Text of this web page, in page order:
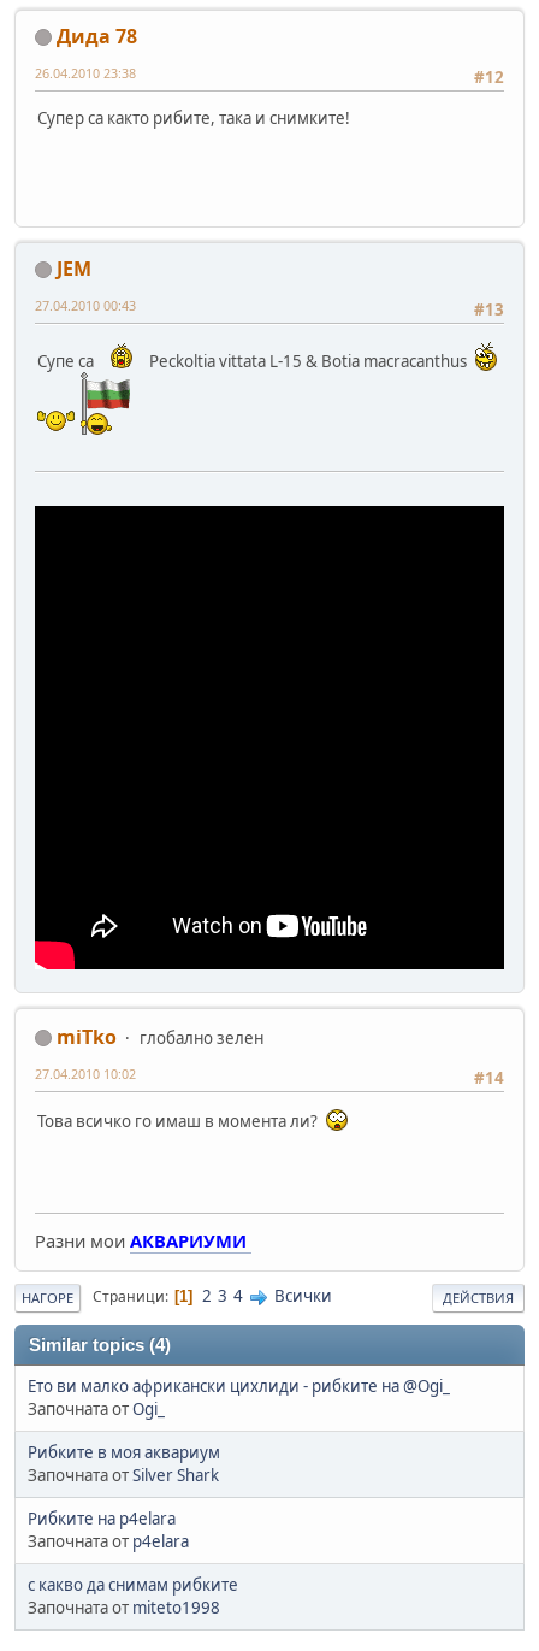
Дида 78
#12
26.04.2010 23:38
Супер са както рибите, така и снимките!
JEM
#13
27.04.2010 00:43
Супе са Peckoltia vittata L-15 & Botia macracanthus
miTko
глобално зелен
#14
27.04.2010 10:02
Това всичко го имаш в момента ли?
Разни мои АКВАРИУМИ
НАГОРЕ Страници 1 2 3 4 Всички ДЕЙСТВИЯ
Similar topics (4)
Ето ви малко африкански цихлиди - рибките на @Ogi_
Започната отOgi_
Рибките в моя аквариум
Започната отSilver Shark
Рибките на p4elara
Започната от p4elara
с какво да снимам рибките
Започната от miteto1998